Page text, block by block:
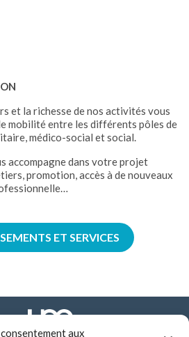
aux
et la richesse de nos activités vous
mobilité entre les différents pôles de
médico-social et social.
accompagne dans votre projet
promotion, accès à de nouveaux
ET SERVICES